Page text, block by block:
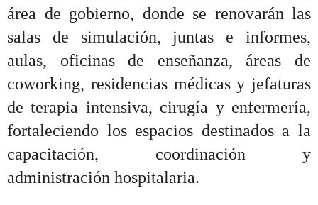
área de gobierno, donde se renovarán las
salas de simulación, juntas e informes,
aulas, oficinas de enseñanza, áreas de
coworking, residencias médicas y jefaturas
de terapia intensiva, cirugía y enfermería,
fortaleciendo los espacios destinados a la
capacitación, coordinación y
administración hospitalaria.